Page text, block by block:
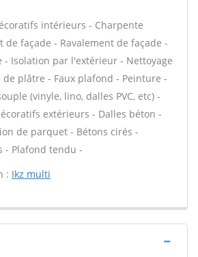
intérieurs - Charpente
façade - Ravalement de façade -
- Isolation par l'extérieur - Nettoyage
de plâtre - Faux plafond - Peinture -
(vinyle, lino, dalles PVC, etc) -
extérieurs - Dalles béton -
de parquet - Bétons cirés -
- Plafond tendu -
: Ikz multi